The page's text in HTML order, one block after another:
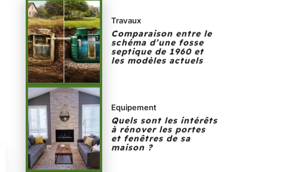
Travaux
Comparaison entre le
schéma d’une fosse
septique de 1960 et
les modèles actuels
Equipement
Quels sont les intérêts
à rénover les portes
et fenêtres de sa
maison ?